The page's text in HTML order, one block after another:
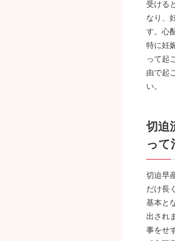
受ける
なり、
す。心
特に妊
って起
由で起
い。
切迫
って
切迫早
だけ長
基本と
出され
事をせ